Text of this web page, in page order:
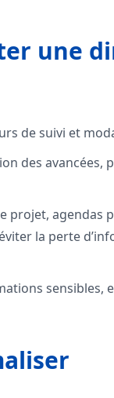
une
de suivi et
des
projet, agendas
la perte
sensibles,